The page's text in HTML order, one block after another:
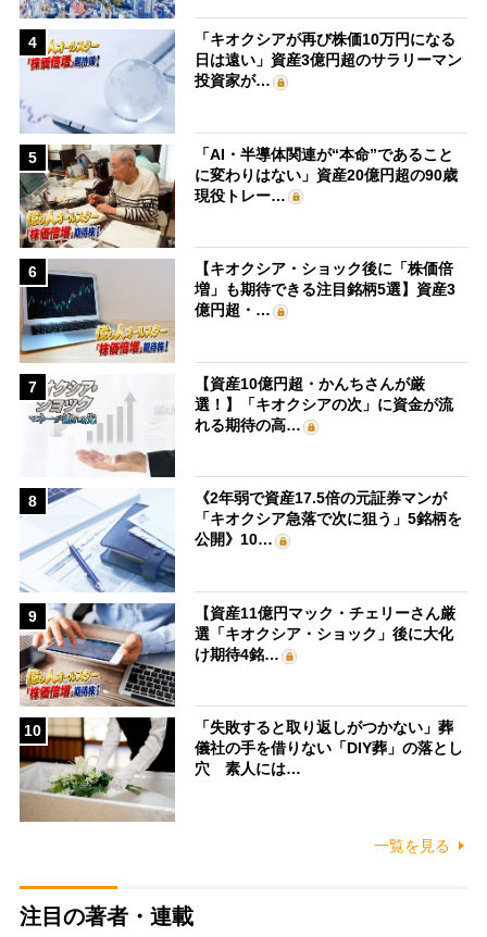
4
「キオクシアが再び株価10万円になる
日は遠い」資産3億円超のサラリーマン
投資家が…
5
「AI・半導体関連が“本命”であること
に変わりはない」資産20億円超の90歳
現役トレー…
6
【キオクシア・ショック後に「株価倍
増」も期待できる注目銘柄5選】資産3
億円超・…
7
【資産10億円超・かんちさんが厳
選！】「キオクシアの次」に資金が流
れる期待の高…
8
《2年弱で資産17.5倍の元証券マンが
「キオクシア急落で次に狙う」5銘柄を
公開》10…
9
【資産11億円マック・チェリーさん厳
選「キオクシア・ショック」後に大化
け期待4銘…
10
「失敗すると取り返しがつかない」葬
儀社の手を借りない「DIY葬」の落とし
穴 素人には…
一覧を見る
注目の著者・連載